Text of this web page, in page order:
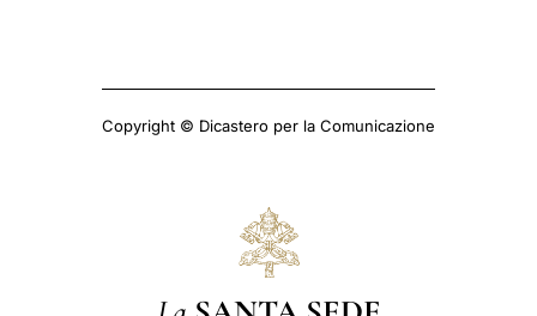
Copyright © Dicastero per la Comunicazione